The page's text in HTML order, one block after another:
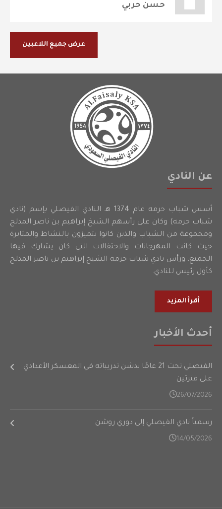
حسن حربي
عرض جميع اللاعبين
عن النادي
أسس شباب حرمه عام 1374 هـ النادي الفيصلي بإسم (نادي
شباب حرمه) وكان على رأسهم الشيخ إبراهيم بن ناصر المدلج
ومجموعة من الشباب والذين كانوا يتميزون بالنشاط والمثابرة
حيث كانت المهرجانات والاحتفالات التي كان يشارك فيها
الجميع، ورأس نادي شباب حرمة الشيخ إبراهيم بن ناصر المدلج
كأول رئيس للنادي.
أقرأ المزيد
أحدث الأخبار
الفيصلي تحت 21 عامًا يدشن تدريباته في المعسكر الأعدادي
على فترتين
26/07/2026
رسمياً نادي الفيصلي إلى دوري روشن
14/05/2026